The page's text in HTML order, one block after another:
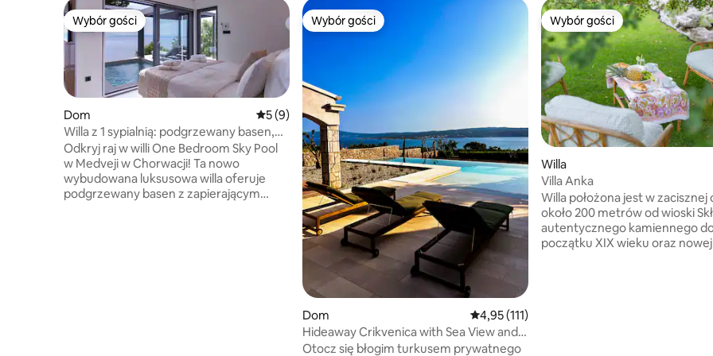
Wybór gości
Wybór gości
Dom Średnia ocena: 5 na 5, liczba recenzji: 9
5 (9)
Willa z 1 sypialnią: podgrzewany basen,
jacuzzi i sauna
Odkryj raj w willi One Bedroom Sky Pool
w Medveji w Chorwacji! Ta nowo
wybudowana luksusowa willa oferuje
podgrzewany basen z zapierającym
Wybór gości
Wybór gości
Dom Średnia ocena: 4,95 na 5, liczba recenzji: 111
4,95 (111)
Hideaway Crikvenica with Sea View and
Private Pool
Otocz się błogim turkusem prywatnego
Wybór gości
Wybór gości
Willa
Villa Anka
Willa położona jest w zacisznej
około 200 metrów od wioski
autentycznego kamiennego
początku XIX wieku oraz